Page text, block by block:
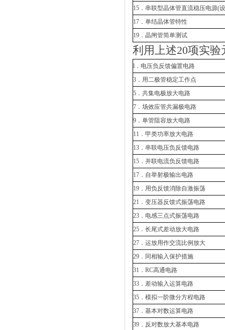
15．串联型晶体管直流稳压电源(
17．单结晶体管特性
19．晶闸管简单测试
利用上述20项实
l．电压负反馈偏置电路
3．用二极管稳定工作点
5．共集电极放大电路
7．场效应管共漏极电路
9．单管阻容放大电路
11．甲类功率放大电路
13．串联电压负反馈电路
15．并联电流负反馈电路
17．自举射极输出电路
19．用负反馈消除自激振荡
21．变压器反馈式振荡电路
23．电感三点式振荡电路
25．长尾式差动放大电路
27．运放用作交流比例放大
29．同相输入保护措施
31．RC高通电路
33．差动输入运算电路
35．模拟一阶微分方程电路
37．基本对数运算电路
39．反对数放大基本电路